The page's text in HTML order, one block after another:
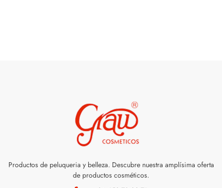
Productos de peluqueria y belleza. Descubre nuestra amplísima oferta
de productos cosméticos.